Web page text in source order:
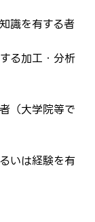
識を有する者
る加工・分析
（大学院等で
いは経験を有